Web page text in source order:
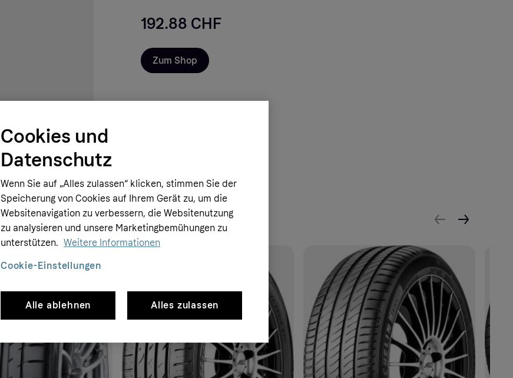
192.88 CHF
Zum Shop
Cookies und
Datenschutz
Wenn Sie auf „Alles zulassen“ klicken, stimmen Sie der
Speicherung von Cookies auf Ihrem Gerät zu, um die
Websitenavigation zu verbessern, die Websitenutzung
zu analysieren und unsere Marketingbemühungen zu
unterstützen. Weitere Informationen
Alle ablehnen Alles zulassen
Cookie-Einstellungen